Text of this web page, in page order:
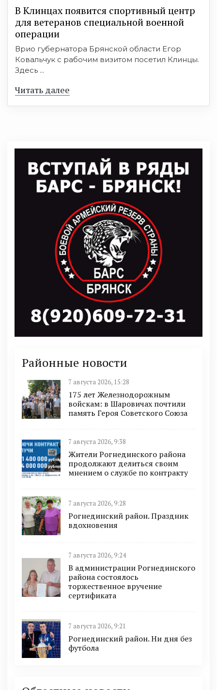
В Клинцах появится спортивный центр
для ветеранов специальной военной
операции
Врио губернатора Брянской области Егор
Ковальчук с рабочим визитом посетил Клинцы.
Здесь ...
Читать далее
Районные новости
7 августа 2026, 15:28
175 лет Железнодорожным
войскам: в Шаровичах почтили
память Героя Советского Союза
7 августа 2026, 9:38
Жители Рогнединского района
продолжают делиться своим
мнением о службе по контракту
7 августа 2026, 9:28
Рогнединский район. Праздник
вдохновения
7 августа 2026, 9:24
В администрации Рогнединского
района состоялось
торжественное вручение
сертификата
7 августа 2026, 9:21
Рогнединский район. Ни дня без
футбола